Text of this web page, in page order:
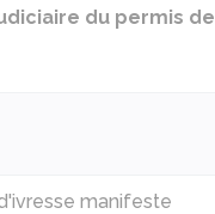
du permis de
manifeste